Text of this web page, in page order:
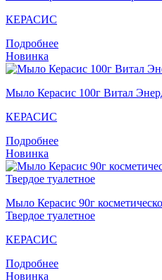
КЕРАСИС
Подробнее
Новинка
Мыло Кераcис 100г Витал
КЕРАСИС
Подробнее
Новинка
Мыло Кераcис 90г
Твердое туалетное
КЕРАСИС
Подробнее
Новинка